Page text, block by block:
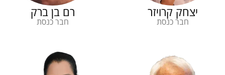
יצחק קרויזר
חבר כנסת
רם בן ברק
חבר כנסת